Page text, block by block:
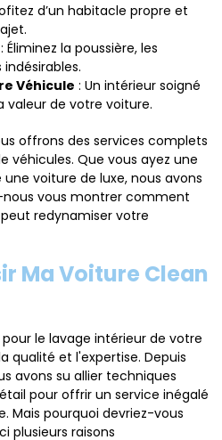
d’un habitacle propre et
: Éliminez la poussière, les
Véhicule : Un intérieur soigné
de votre voiture.
offrons des services complets
véhicules. Que vous ayez une
voiture de luxe, nous avons
nous vous montrer comment
redynamiser votre
Ma Voiture Clean
pour le lavage intérieur de votre
qualité et l'expertise. Depuis
avons su allier techniques
pour offrir un service inégalé
Mais pourquoi devriez-vous
plusieurs raisons